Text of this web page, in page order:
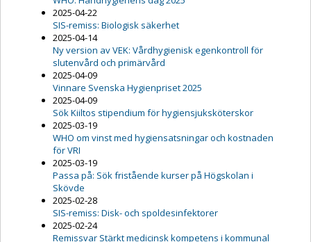
2025-04-22
SIS-remiss: Biologisk säkerhet
2025-04-14
Ny version av VEK: Vårdhygienisk egenkontroll för
slutenvård och primärvård
2025-04-09
Vinnare Svenska Hygienpriset 2025
2025-04-09
Sök Kiiltos stipendium för hygiensjuksköterskor
2025-03-19
WHO om vinst med hygiensatsningar och kostnaden
för VRI
2025-03-19
Passa på: Sök fristående kurser på Högskolan i
Skövde
2025-02-28
SIS-remiss: Disk- och spoldesinfektorer
2025-02-24
Remissvar Stärkt medicinsk kompetens i kommunal